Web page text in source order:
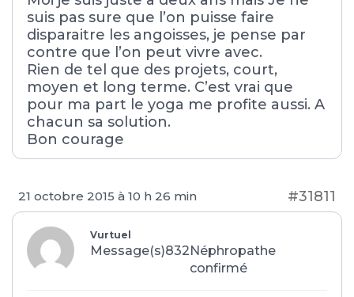
suis pas sure que l’on puisse faire
disparaitre les angoisses, je pense par
contre que l’on peut vivre avec.
Rien de tel que des projets, court,
moyen et long terme. C’est vrai que
pour ma part le yoga me profite aussi. A
chacun sa solution.
Bon courage
21 octobre 2015 à 10 h 26 min #31811
Vurtuel
Message(s)832Néphropathe
confirmé